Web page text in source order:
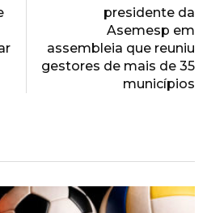
presidente da
Asemesp em
assembleia que reuniu
gestores de mais de 35
municípios